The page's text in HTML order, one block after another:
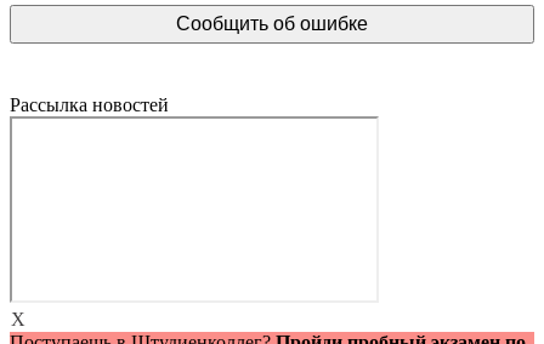
Рассылка новостей
X